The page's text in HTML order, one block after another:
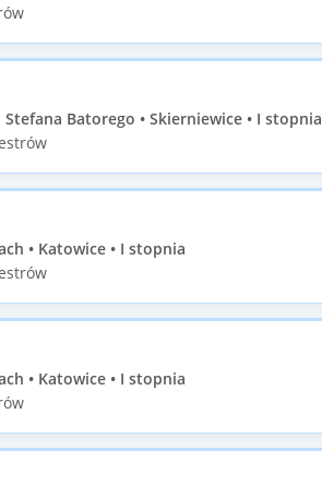
Batorego • Skierniewice • I stopnia
• Katowice • I stopnia
• Katowice • I stopnia